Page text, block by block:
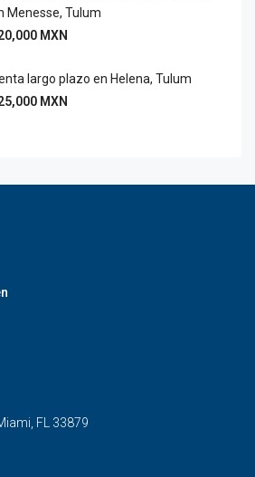
Menesse, Tulum
MXN
largo plazo en Helena, Tulum
MXN
FL 33879